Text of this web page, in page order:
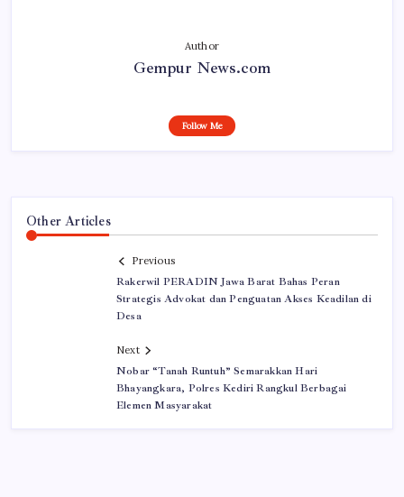
Author
Gempur News.com
Follow Me
Other Articles
Previous
Rakerwil PERADIN Jawa Barat Bahas Peran
Strategis Advokat dan Penguatan Akses Keadilan di
Desa
Next
Nobar “Tanah Runtuh” Semarakkan Hari
Bhayangkara, Polres Kediri Rangkul Berbagai
Elemen Masyarakat